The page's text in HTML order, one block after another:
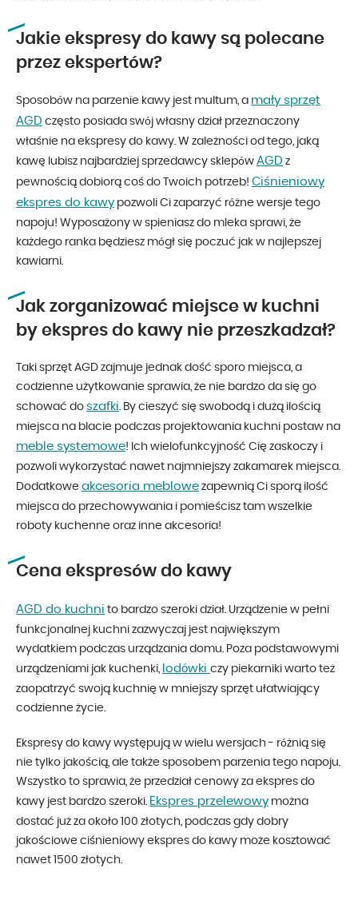
Jakie ekspresy do kawy są polecane
przez ekspertów?
Sposobów na parzenie kawy jest multum, a mały sprzęt
AGD często posiada swój własny dział przeznaczony
właśnie na ekspresy do kawy. W zależności od tego, jaką
kawę lubisz najbardziej sprzedawcy sklepów AGD z
pewnością dobiorą coś do Twoich potrzeb! Ciśnieniowy
ekspres do kawypozwoli Ci zaparzyć różne wersje tego
napoju! Wyposażony w spieniasz do mleka sprawi, że
każdego ranka będziesz mógł się poczuć jak w najlepszej
kawiarni.
Jak zorganizować miejsce w kuchni
by ekspres do kawy nie przeszkadzał?
Taki sprzęt AGD zajmuje jednak dość sporo miejsca, a
codzienne użytkowanie sprawia, że nie bardzo da się go
schować do szafki. By cieszyć się swobodą i dużą ilością
miejsca na blacie podczas projektowania kuchni postaw na
meble systemowe! Ich wielofunkcyjność Cię zaskoczy i
pozwoli wykorzystać nawet najmniejszy zakamarek miejsca.
Dodatkowe akcesoria meblowe zapewnią Ci sporą ilość
miejsca do przechowywania i pomieścisz tam wszelkie
roboty kuchenne oraz inne akcesoria!
Cena ekspresów do kawy
AGD do kuchni to bardzo szeroki dział. Urządzenie w pełni
funkcjonalnej kuchni zazwyczaj jest największym
wydatkiem podczas urządzania domu. Poza podstawowymi
urządzeniami jak kuchenki, lodówki czy piekarniki warto też
zaopatrzyć swoją kuchnię w mniejszy sprzęt ułatwiający
codzienne życie.
Ekspresy do kawy występują w wielu wersjach - różnią się
nie tylko jakością, ale także sposobem parzenia tego napoju.
Wszystko to sprawia, że przedział cenowy za ekspres do
kawy jest bardzo szeroki. Ekspres przelewowymożna
dostać już za około 100 złotych, podczas gdy dobry
jakościowe ciśnieniowy ekspres do kawy może kosztować
nawet 1500 złotych.